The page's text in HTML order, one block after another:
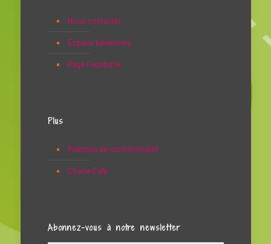
Nous contacter
Espace bénévoles
Page Facebook
Plus
Politique de confidentialité
Charte Café
Abonnez-vous à notre newsletter